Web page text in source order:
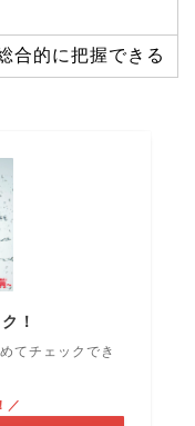
合的に把握できる
！
てチェックでき
／